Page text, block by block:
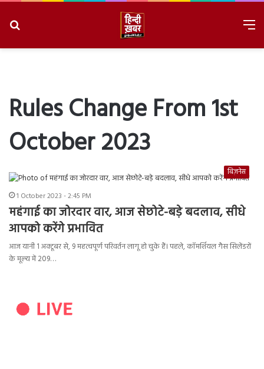
Rules Change From 1st
October 2023
बिज़नेस
1 October 2023 - 2:45 PM
महंगाई का जोरदार वार, आज सेछोटे-बड़े बदलाव, सीधे
आपको करेंगे प्रभावित
आज यानी 1 अक्टूबर से, 9 महत्वपूर्ण परिवर्तन लागू हो चुके हैं। पहले, कॉमर्शियल गैस सिलेंडरों
के मूल्य में 209…